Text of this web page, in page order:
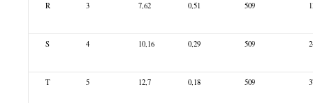
R 3 7,62 0,51 509
S 4 10,16 0,29 509
T 5 12,7 0,18 509